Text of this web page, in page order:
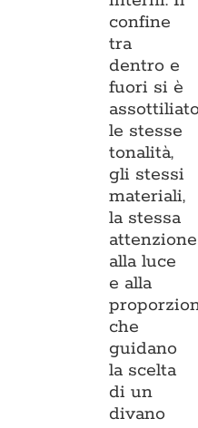
confine
tra
dentro e
fuori si è
le stesse
tonalità,
gli stessi
materiali,
la stessa
attenzione
alla luce
e alla
che
guidano
la scelta
di un
divano